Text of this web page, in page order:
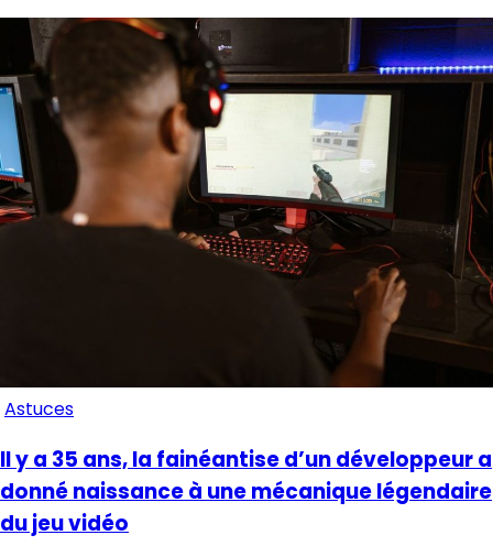
Astuces
Il y a 35 ans, la fainéantise d’un développeur a
donné naissance à une mécanique légendaire
du jeu vidéo